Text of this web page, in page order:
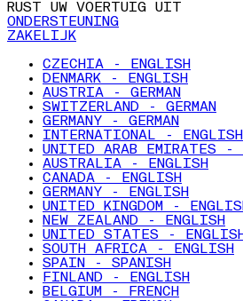
RUST UW VOERTUIG UIT
ONDERSTEUNING
ZAKELIJK
CZECHIA - ENGLISH
DENMARK - ENGLISH
AUSTRIA - GERMAN
SWITZERLAND - GERMAN
GERMANY - GERMAN
INTERNATIONAL - ENGLISH
UNITED ARAB EMIRATES -
AUSTRALIA - ENGLISH
CANADA - ENGLISH
GERMANY - ENGLISH
UNITED KINGDOM -
NEW ZEALAND - ENGLISH
UNITED STATES - ENGLISH
SOUTH AFRICA - ENGLISH
SPAIN - SPANISH
FINLAND - ENGLISH
BELGIUM - FRENCH